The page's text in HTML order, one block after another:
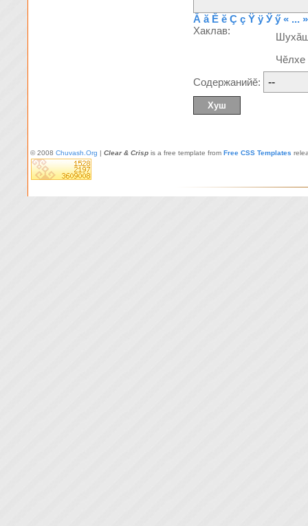
Ă ă Ĕ ĕ Ç ç Ÿ ÿ Ӳ ӳ « ... »
Хаклав:
Содержанийĕ:
© 2008 Chuvash.Org | Clear & Crisp is a free template from Free CSS Templates